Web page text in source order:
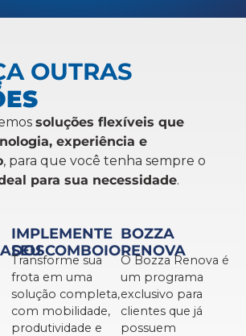
OUTRAS
soluções flexíveis que
experiência e
, para que você tenha sempre o
para sua necessidade.
IMPLEMENTE
SEU COMBOIO
Transforme sua
frota em uma
solução completa,
com mobilidade,
produtividade e
BOZZA
RENOVA
O Bozza Renova é
um programa
exclusivo para
clientes que já
possuem